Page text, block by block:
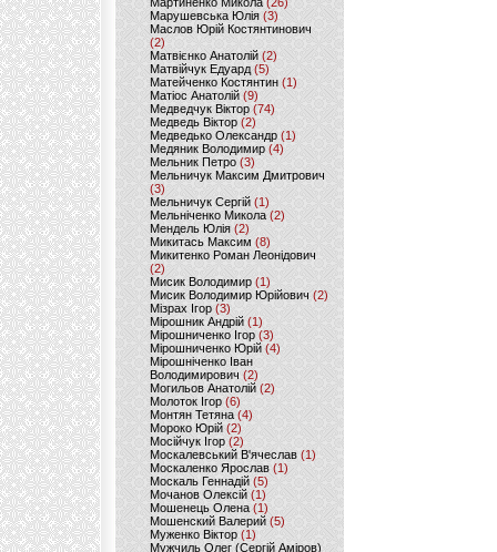
Марушевська Юлія (3)
Маслов Юрій Костянтинович
(2)
Матвієнко Анатолій (2)
Матвійчук Едуард(5)
Матейченко Костянтин (1)
Матіос Анатолій (9)
Медведчук Віктор(74)
Медведь Віктор (2)
Медведько Олександр (1)
Медяник Володимир(4)
Мельник Петро (3)
Мельничук Максим Дмитрович
(3)
Мельничук Сергій (1)
Мельніченко Микола (2)
Мендель Юлія (2)
Микитась Максим (8)
Микитенко Роман Леонідович
(2)
Мисик Володимир (1)
Мисик Володимир Юрійович(2)
Мізрах Ігор(3)
Мірошник Андрій(1)
Мірошниченко Ігор (3)
Мірошниченко Юрій(4)
Мірошніченко Іван
Володимирович (2)
Могильов Анатолій (2)
Молоток Ігор (6)
Монтян Тетяна (4)
Мороко Юрій(2)
Мосійчук Ігор (2)
Москалевський В'ячеслав (1)
Москаленко Ярослав (1)
Москаль Геннадій (5)
Мочанов Олексій(1)
Мошенець Олена(1)
Мошенский Валерий (5)
Муженко Віктор (1)
Мужчиль Олег (Сергій Аміров)